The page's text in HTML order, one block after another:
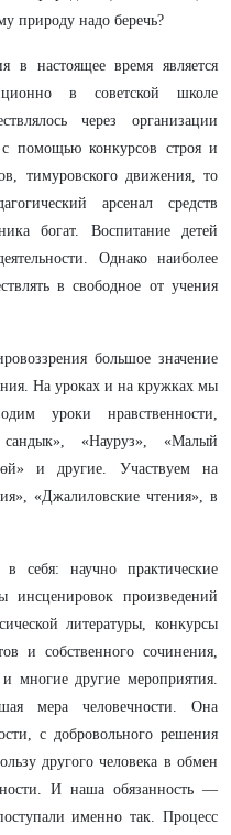
природу надо беречь?
в настоящее время является
в советской школе
через организации
с помощью конкурсов строя и
тимуровского движения, то
арсенал средств
богат. Воспитание детей
Однако наиболее
в свободное от учения
большое значение
На уроках и на кружках мы
уроки нравственности,
сандык», «Науруз», «Малый
и другие. Участвуем на
«Джалиловские чтения», в
в себя: научно практические
инсценировок произведений
литературы, конкурсы
и собственного сочинения,
многие другие мероприятия.
мера человечности. Она
с добровольного решения
другого человека в обмен
И наша обязанность —
именно так. Процесс